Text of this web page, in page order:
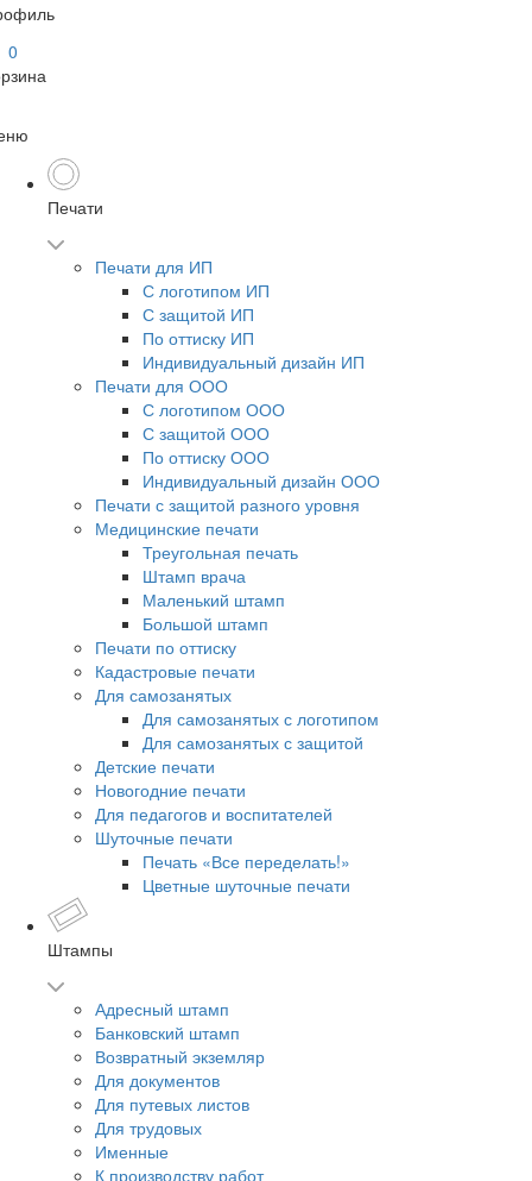
0
Печати
Печати для ИП
С логотипом ИП
С защитой ИП
По оттиску ИП
Индивидуальный дизайн ИП
Печати для ООО
С логотипом ООО
С защитой ООО
По оттиску ООО
Индивидуальный дизайн ООО
Печати с защитой разного уровня
Медицинские печати
Треугольная печать
Штамп врача
Маленький штамп
Большой штамп
Печати по оттиску
Кадастровые печати
Для самозанятых
Для самозанятых с логотипом
Для самозанятых с защитой
Детские печати
Новогодние печати
Для педагогов и воспитателей
Шуточные печати
Печать «Все переделать!»
Цветные шуточные печати
Штампы
Адресный штамп
Банковский штамп
Возвратный экземляр
Для документов
Для путевых листов
Для трудовых
Именные
К производству работ